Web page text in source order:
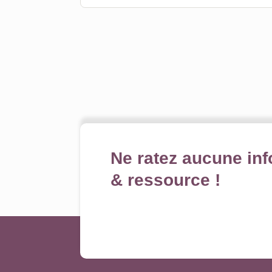
Ne ratez aucune
& ressource !